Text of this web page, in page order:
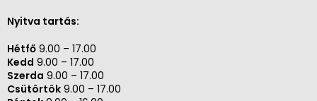
Nyitva tartás:
Hétfő 9.00 – 17.00
Kedd 9.00 – 17.00
Szerda 9.00 – 17.00
Csütörtök 9.00 – 17.00